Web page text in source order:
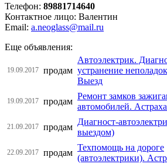
Телефон: 89881714640
Контактное лицо: Валентин
Email: a.neoglass@mail.ru
Еще объявления:
19.09.2017 продам
Автоэлектрик.
устранение
Выезд
19.09.2017 продам
Ремонт замков
автомобилей.
21.09.2017 продам
Диагност-
выездом)
22.09.2017 продам
Техпомощь на дороге
(автоэлектрики).